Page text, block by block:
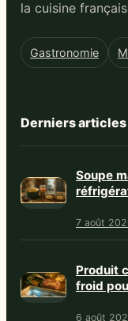
la cuisine
Gastronomie
Derniers articles
Soupe
7 août
Produit
froid
6 août